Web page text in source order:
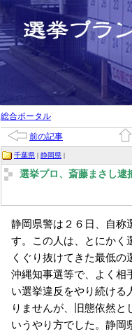
総合ポータル
前の記事
千葉県 | 静岡県 |
選挙プロ、斎藤まさし逮
静岡県警は２６日、自称
す。この人は、とにかく
くぐり抜けてきた最低の
沖縄知事選等で、よく相
い選挙違反をやり続ける
りませんが、旧態依然と
いうやり方でした。静岡